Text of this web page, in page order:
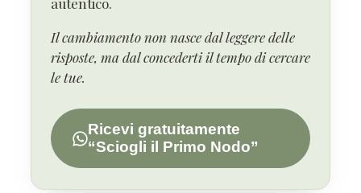
Il cambiamento non nasce dal leggere delle
risposte, ma dal concederti il tempo di cercare
le tue.
Ricevi gratuitamente
“Sciogli il Primo Nodo”